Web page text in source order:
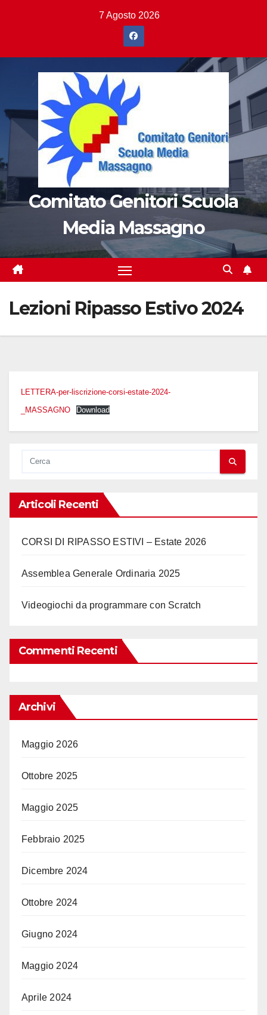
7 Agosto 2026
Comitato Genitori Scuola
Media Massagno
Lezioni Ripasso Estivo 2024
LETTERA-per-liscrizione-corsi-estate-2024-
_MASSAGNO
Download
Articoli Recenti
CORSI DI RIPASSO ESTIVI – Estate 2026
Assemblea Generale Ordinaria 2025
Videogiochi da programmare con Scratch
Commenti Recenti
Archivi
Maggio 2026
Ottobre 2025
Maggio 2025
Febbraio 2025
Dicembre 2024
Ottobre 2024
Giugno 2024
Maggio 2024
Aprile 2024